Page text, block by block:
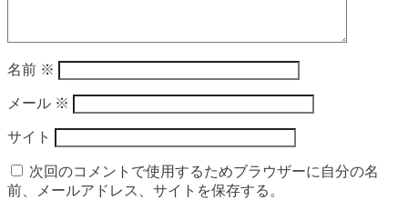
名前 ※
メール ※
サイト
次回のコメントで使用するためブラウザーに自分の名
前、メールアドレス、サイトを保存する。